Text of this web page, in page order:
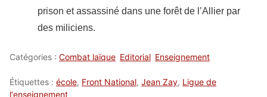
prison et assassiné dans une forêt de l’Allier par
des miliciens.
Catégories : Combat laïque Editorial Enseignement
Étiquettes : école, Front National, Jean Zay, Ligue de
l'enseignement